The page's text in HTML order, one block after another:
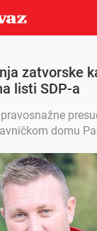
zatvorske
listi SDP-a
domu